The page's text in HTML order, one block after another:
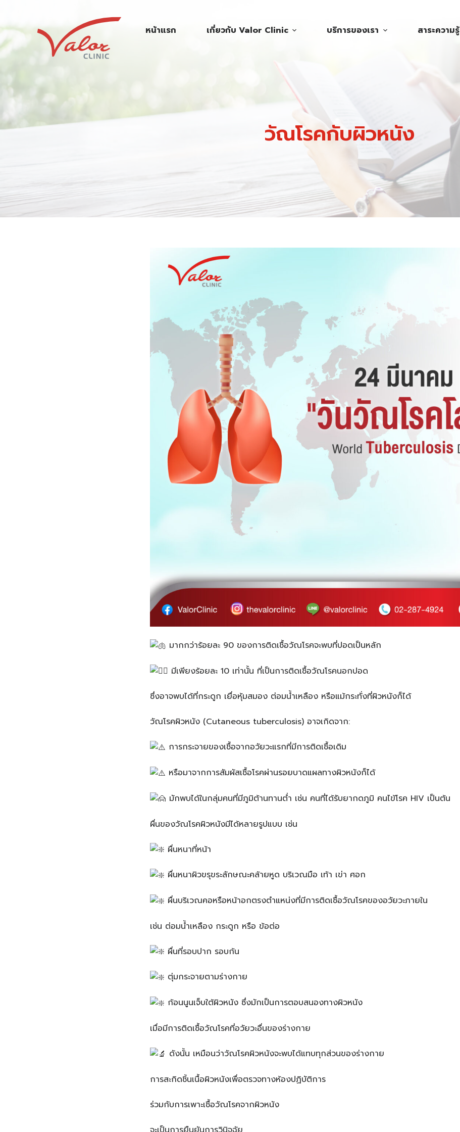
k
i
p
c
n
t
หน้าแรก เกี่ยวกับ Valor Clinic บริการของเรา สาระความรู้
วัณโรคกับผิวหนัง
มากกว่าร้อยละ 90 ของการติดเชื้อวัณโรคจะพบที่ปอดเป็นหลัก
มีเพียงร้อยละ 10 เท่านั้น ที่เป็นการติดเชื้อวัณโรคนอกปอด
ซึ่งอาจพบได้ที่กระดูก เยื่อหุ้มสมอง ต่อมน้ำเหลือง หรือแม้กระทั่งที่ผิวหนังก็ได้
วัณโรคผิวหนัง (Cutaneous tuberculosis) อาจเกิดจาก:
การกระจายของเชื้อจากอวัยวะแรกที่มีการติดเชื้อเดิม
หรือมาจากการสัมผัสเชื้อโรคผ่านรอยบาดแผลทางผิวหนังก็ได้
มักพบได้ในกลุ่มคนที่มีภูมิต้านทานต่ำ เช่น คนที่ได้รับยากดภูมิ คนไข้โรค HIV เป็นต้น
ผื่นของวัณโรคผิวหนังมีได้หลายรูปแบบ เช่น
ผื่นหนาที่หน้า
ผื่นหนาผิวขรุขระลักษณะคล้ายหูด บริเวณมือ เท้า เข่า ศอก
ผื่นบริเวณคอหรือหน้าอกตรงตำแหน่งที่มีการติดเชื้อวัณโรคของอวัยวะภายใน
เช่น ต่อมน้ำเหลือง กระดูก หรือ ข้อต่อ
ผื่นที่รอบปาก รอบก้น
ตุ่มกระจายตามร่างกาย
ก้อนนูนเจ็บใต้ผิวหนัง ซึ่งมักเป็นการตอบสนองทางผิวหนัง
เมื่อมีการติดเชื้อวัณโรคที่อวัยวะอื่นของร่างกาย
ดังนั้น เหมือนว่าวัณโรคผิวหนังจะพบได้แทบทุกส่วนของร่างกาย
การสะกิดชิ้นเนื้อผิวหนังเพื่อตรวจทางห้องปฏิบัติการ
ร่วมกับการเพาะเชื้อวัณโรคจากผิวหนัง